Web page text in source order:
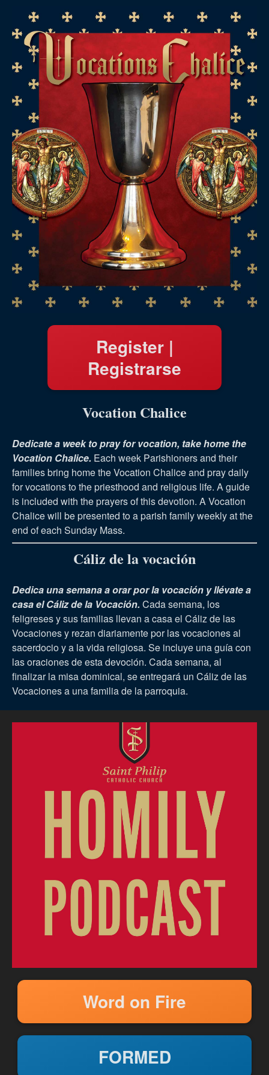
Register |
Registrarse
Vocation Chalice
Dedicate a week to pray for vocation, take home the
Vocation Chalice. Each week Parishioners and their
families bring home the Vocation Chalice and pray daily
for vocations to the priesthood and religious life. A guide
is included with the prayers of this devotion. A Vocation
Chalice will be presented to a parish family weekly at the
end of each Sunday Mass.
Cáliz de la vocación
Dedica una semana a orar por la vocación y llévate a
casa el Cáliz de la Vocación. Cada semana, los
feligreses y sus familias llevan a casa el Cáliz de las
Vocaciones y rezan diariamente por las vocaciones al
sacerdocio y a la vida religiosa. Se incluye una guía con
las oraciones de esta devoción. Cada semana, al
finalizar la misa dominical, se entregará un Cáliz de las
Vocaciones a una familia de la parroquia.
Word on Fire
FORMED